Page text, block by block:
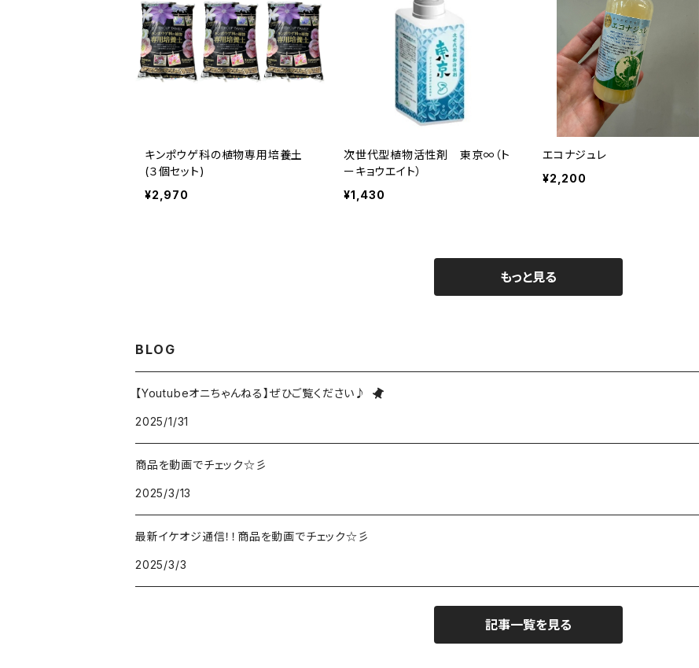
キンポウゲ科の植物専用培養土
(３個セット)
¥2,970
次世代型植物活性剤 東京∞（ト
ーキョウエイト）
¥1,430
エコナジュレ
¥2,200
もっと見る
BLOG
【Youtubeオニちゃんねる】ぜひご覧ください♪
2025/1/31
商品を動画でチェック☆彡
2025/3/13
最新イケオジ通信！！商品を動画でチェック☆彡
2025/3/3
記事一覧を見る